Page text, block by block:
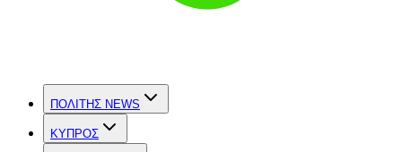
ΠΟΛΙΤΗΣ NEWS
ΚΥΠΡΟΣ